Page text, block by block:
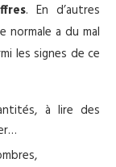
. En d’autres
normale a du mal
les signes de ce
à lire des